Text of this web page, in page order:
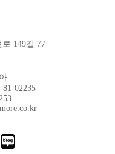
149길 77
02235